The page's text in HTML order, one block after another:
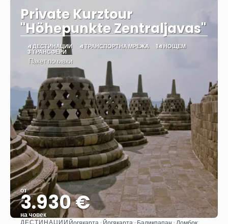
Private Kurztour
"Höhepunkte Zentraljavas"
4 ДЕСТИНАЦИИ 4 ТРАНСПОРТНА МРЕЖА 14 НОЩЕМ
3 ТРАНСФЕРИ
Пакет почивки
от
3.930 €
на човек
ДЕСТИНАЦИИ